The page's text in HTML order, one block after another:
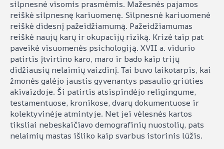
silpnesnė visomis prasmėmis. Mažesnės pajamos
reiškė silpnesnę kariuomenę. Silpnesnė kariuomenė
reiškė didesnį pažeidžiamumą. Pažeidžiamumas
reiškė naujų karų ir okupacijų riziką. Krizė taip pat
paveikė visuomenės psichologiją. XVII a. vidurio
patirtis įtvirtino karo, maro ir bado kaip trijų
didžiausių nelaimių vaizdinį. Tai buvo laikotarpis, kai
žmonės galėjo jaustis gyvenantys pasaulio griūties
akivaizdoje. Ši patirtis atsispindėjo religingume,
testamentuose, kronikose, dvarų dokumentuose ir
kolektyvinėje atmintyje. Net jei vėlesnės kartos
tiksliai nebeskaičiavo demografinių nuostolių, pats
nelaimių mastas išliko kaip svarbus istorinis lūžis.